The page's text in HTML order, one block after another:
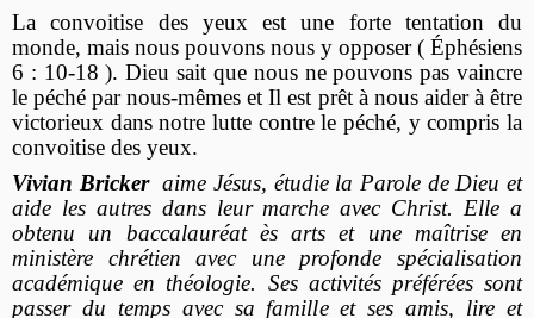
La convoitise des yeux est une forte tentation du
monde, mais nous pouvons nous y opposer ( Éphésiens
6 : 10-18 ). Dieu sait que nous ne pouvons pas vaincre
le péché par nous-mêmes et Il est prêt à nous aider à être
victorieux dans notre lutte contre le péché, y compris la
convoitise des yeux.
Vivian Brickeraime Jésus, étudie la Parole de Dieu et
aide les autres dans leur marche avec Christ. Elle a
obtenu un baccalauréat ès arts et une maîtrise en
ministère chrétien avec une profonde spécialisation
académique en théologie. Ses activités préférées sont
passer du temps avec sa famille et ses amis, lire et